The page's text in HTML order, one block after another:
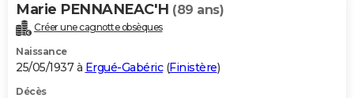
Alimentation
Guide de la santé
Maladies
Médicaments
Sommeil
VOYAGE
Destinations
City break
Voyage nature
Voyage de noces
Forum
Climat
+PHOTO
GUIDES D'ACHAT
Marie PENNANEAC'H (89 ans)
Créer une cagnotte obsèques
Naissance
25/05/1937 à Ergué-Gabéric(Finistère)
Décès